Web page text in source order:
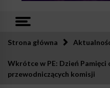
Strona główna
Wkrótce w PE: Dzień
przewodniczących komisji